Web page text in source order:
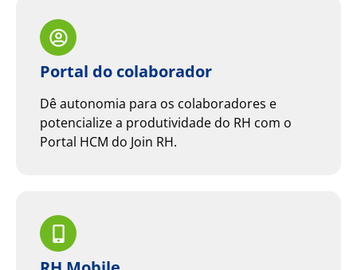
Portal do colaborador
Dê autonomia para os colaboradores e
potencialize a produtividade do RH com o
Portal HCM do Join RH.